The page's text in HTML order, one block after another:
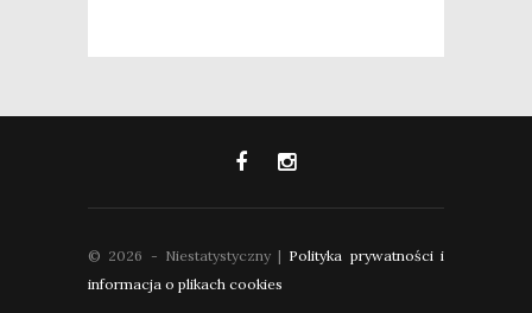
© 2026 - Niestatystyczny | Polityka prywatności i
informacja o plikach cookies